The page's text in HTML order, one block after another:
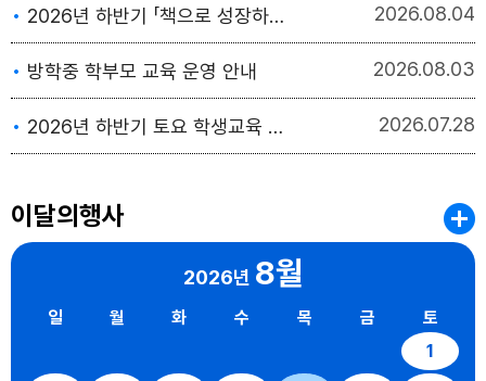
2026년 하반기 「책으로 성장하는 독서토론 독서동아리」 수강생 모집 2026 08.04
방학중 학부모 교육 운영 안내 2026 08.03
2026년 하반기 토요 학생교육 수강생 모집 2026 07.28
이달의행사
2026년 8월
일 월 화 수 목 금
토
1